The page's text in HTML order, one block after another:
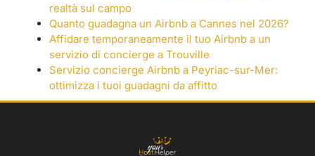
realtà sul campo
Quanto guadagna un Airbnb a Cannes nel 2026?
Affidare temporaneamente il tuo Airbnb a un
servizio di concierge a Trouville
Servizio concierge Airbnb a Peyriac-sur-Mer:
ottimizza i tuoi guadagni da affitto